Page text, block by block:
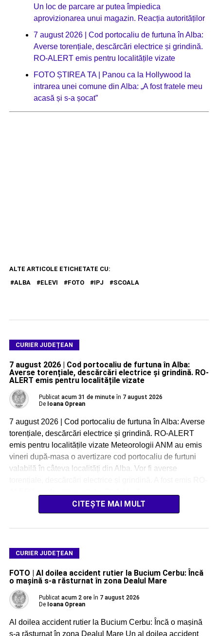
Un loc de parcare ar putea împiedica
aprovizionarea unui magazin. Reacția autorităților
7 august 2026 | Cod portocaliu de furtuna în Alba:
Averse torențiale, descărcări electrice și grindină.
RO-ALERT emis pentru localitățile vizate
FOTO ȘTIREA TA | Panou ca la Hollywood la
intrarea unei comune din Alba: „A fost fratele meu
acasă și s-a șocat”
ALTE ARTICOLE ETICHETATE CU:
ALBA
ELEVI FOTO IPJ SCOALA
CURIER JUDEȚEAN
7 august 2026 | Cod portocaliu de furtuna în Alba:
Averse torențiale, descărcări electrice și grindină. RO-
ALERT emis pentru localitățile vizate
Publicat acum 31 de minute în 7 august 2026
De Ioana Oprean
7 august 2026 | Cod portocaliu de furtuna în Alba: Averse
torențiale, descărcări electrice și grindină. RO-ALERT
emis pentru localitățile vizate Meteorologii ANM au emis
vineri după-masa o avertizare cod portocaliu de furtuni
valabilă în câteva localități din Alba. Vor fi averse
CITEȘTE MAI MULT
CURIER JUDEȚEAN
FOTO | Al doilea accident rutier la Bucium Cerbu: Încă
o mașină s-a răsturnat în zona Dealul Mare
Publicat acum 2 ore în 7 august 2026
De Ioana Oprean
Al doilea accident rutier la Bucium Cerbu: Încă o mașină
s-a răsturnat în zona Dealul Mare Un al doilea accident